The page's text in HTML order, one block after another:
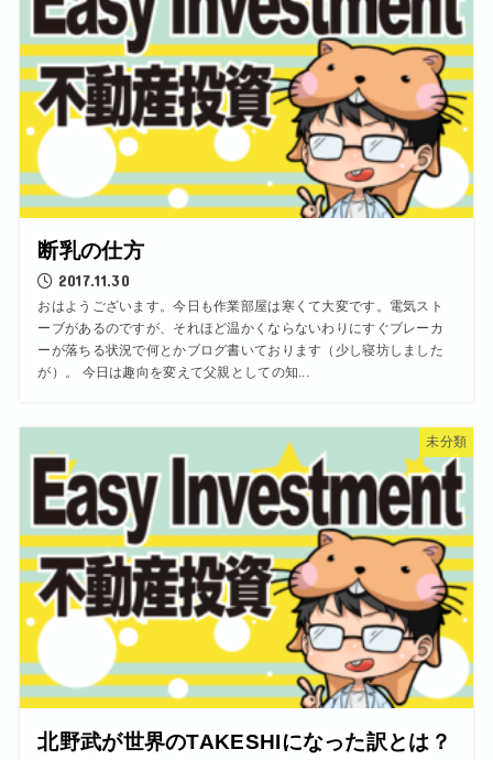
断乳の仕方
2017.11.30
おはようございます。今日も作業部屋は寒くて大変です。電気スト
ーブがあるのですが、それほど温かくならないわりにすぐブレーカ
ーが落ちる状況で何とかブログ書いております（少し寝坊しました
が）。 今日は趣向を変えて父親としての知...
未分類
北野武が世界のTAKESHIになった訳とは？